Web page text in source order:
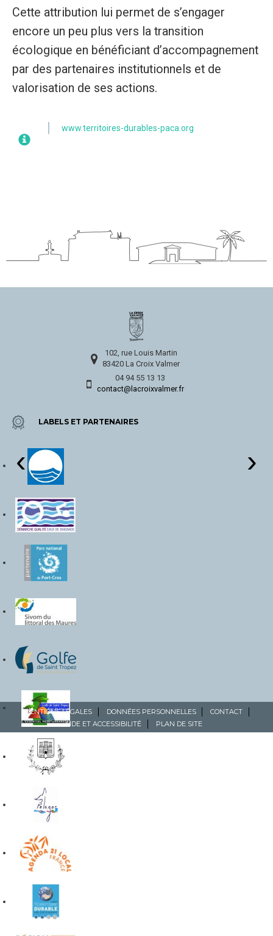
Cette attribution lui permet de s’engager
encore un peu plus vers la transition
écologique en bénéficiant d’accompagnement
par des partenaires institutionnels et de
valorisation de ses actions.
www.territoires-durables-paca.org
102, rue Louis Martin
83420 La Croix Valmer
04 94 55 13 13
contact@lacroixvalmer.fr
LABELS ET PARTENAIRES
‹ ›
MENTIONS LÉGALES DONNÉES PERSONNELLES
CONTACT
AIDE ET ACCESSIBILITÉ
PLAN DE SITE